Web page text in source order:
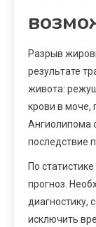
Разрыв
результате
живота:
крови в моче,
Ангиолипома
последствие
По
прогноз.
диагностику,
исключить